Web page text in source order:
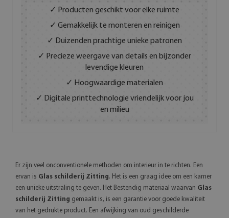
✓ Producten geschikt voor elke ruimte
✓ Gemakkelijk te monteren en reinigen
✓ Duizenden prachtige unieke patronen
✓ Precieze weergave van details en bijzonder
levendige kleuren
✓ Hoogwaardige materialen
✓ Digitale printtechnologie vriendelijk voor jou
en milieu
Er zijn veel onconventionele methoden om interieur in te richten. Een
ervan is Glas schilderij Zitting. Het is een graag idee om een kamer
een unieke uitstraling te geven. Het Bestendig materiaal waarvan Glas
schilderij Zitting gemaakt is, is een garantie voor goede kwaliteit
van het gedrukte product. Een afwijking van oud geschilderde